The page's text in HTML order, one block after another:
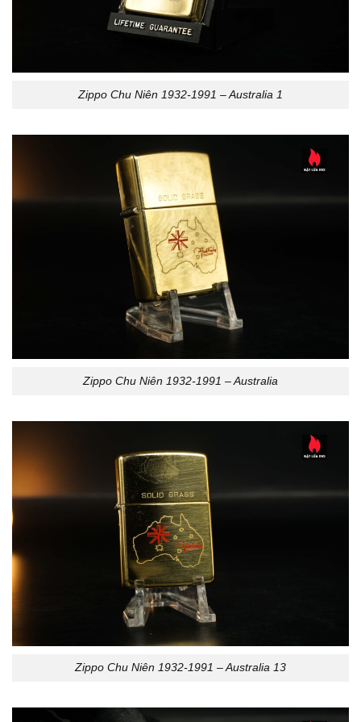
Zippo Chu Niên 1932-1991 – Australia 1
Zippo Chu Niên 1932-1991 – Australia
Zippo Chu Niên 1932-1991 – Australia 13